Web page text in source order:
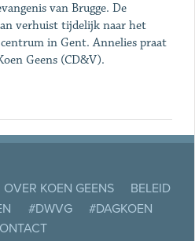
van Brugge. De
verhuist tijdelijk naar het
in Gent. Annelies praat
Geens (CD&V).
OVER KOEN GEENS
BELEID
#DWVG
#DAGKOEN